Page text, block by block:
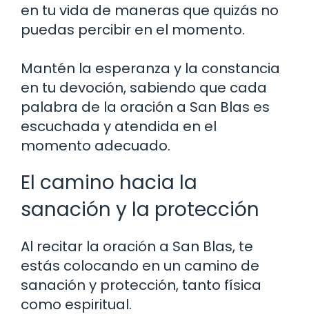
en tu vida de maneras que quizás no
puedas percibir en el momento.
Mantén la esperanza y la constancia
en tu devoción, sabiendo que cada
palabra de la oración a San Blas es
escuchada y atendida en el
momento adecuado.
El camino hacia la
sanación y la protección
Al recitar la oración a San Blas, te
estás colocando en un camino de
sanación y protección, tanto física
como espiritual.